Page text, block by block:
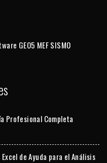
GEO5 MEF SISMO
Profesional Completa
de Ayuda para el Análisis